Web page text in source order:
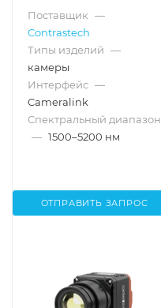
Поставщик —
Contrastech
Типы изделий —
камеры
Интерфейс —
Cameralink
Спектральный диапазон
— 1500–5200 нм
ОТПРАВИТЬ ЗАПРОС